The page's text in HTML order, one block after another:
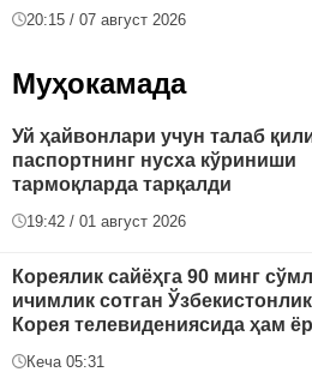
20:15 / 07 август 2026
Муҳокамада
Уй ҳайвонлари учун талаб
паспортнинг нусха кўриниши
тармоқларда тарқалди
19:42 / 01 август 2026
Кореялик сайёҳга 90 минг
ичимлик сотган
Корея телевидениясида ҳам
Кеча 05:31